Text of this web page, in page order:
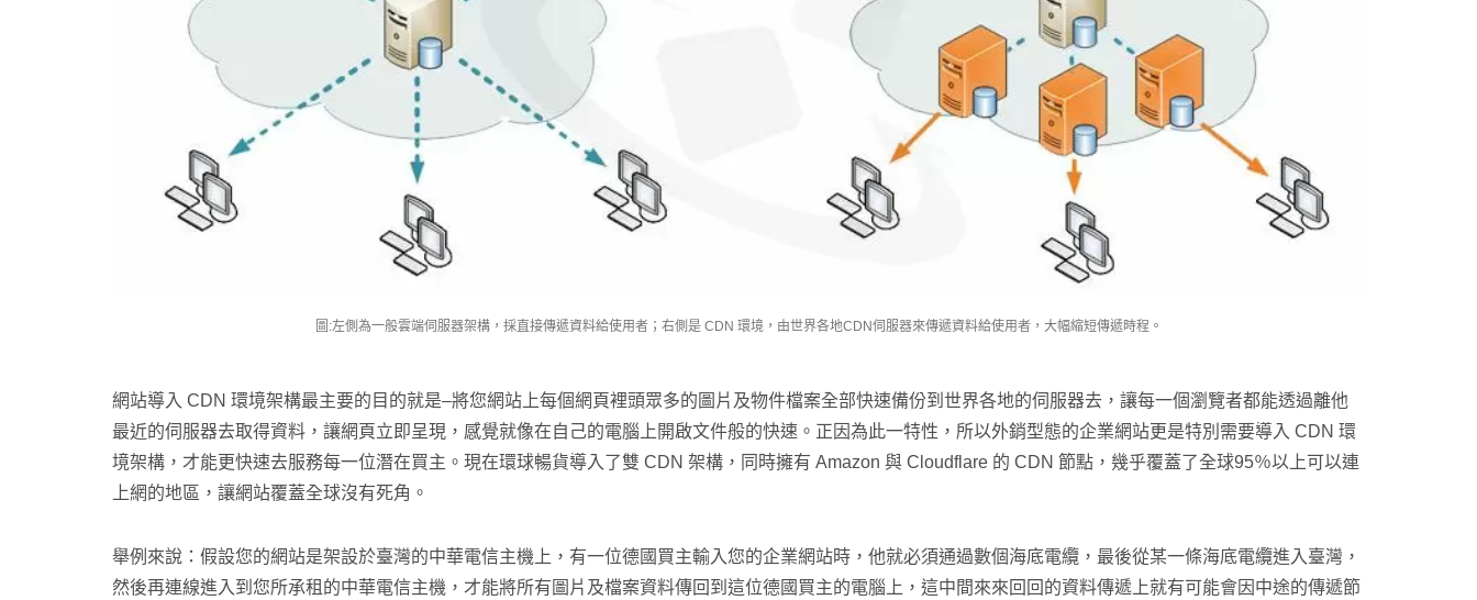
圖:左側為一般雲端伺服器架構，採直接傳遞資料給使用者；右側是 CDN 環境，由世界各地CDN伺服器來傳遞資料給使用者，大幅縮短傳遞時程。
網站導入 CDN 環境架構最主要的目的就是–將您網站上每個網頁裡頭眾多的圖片及物件檔案全部快速備份到世界各地的伺服器去，讓每一個瀏覽者都能透過離他
最近的伺服器去取得資料，讓網頁立即呈現，感覺就像在自己的電腦上開啟文件般的快速。正因為此一特性，所以外銷型態的企業網站更是特別需要導入 CDN 環
境架構，才能更快速去服務每一位潛在買主。現在環球暢貨導入了雙 CDN 架構，同時擁有 Amazon 與 Cloudflare 的 CDN 節點，幾乎覆蓋了全球95％以上可以連
上網的地區，讓網站覆蓋全球沒有死角。
舉例來說：假設您的網站是架設於臺灣的中華電信主機上，有一位德國買主輸入您的企業網站時，他就必須通過數個海底電纜，最後從某一條海底電纜進入臺灣，
然後再連線進入到您所承租的中華電信主機，才能將所有圖片及檔案資料傳回到這位德國買主的電腦上，這中間來來回回的資料傳遞上就有可能會因中途的傳遞節